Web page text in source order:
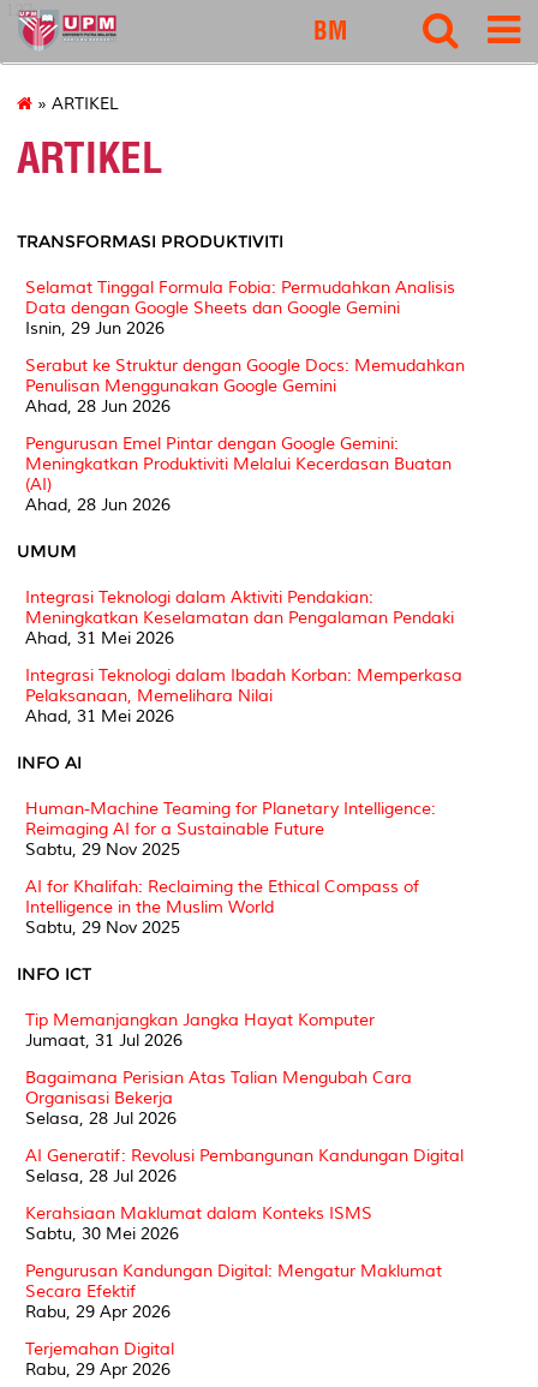
127
BM
» ARTIKEL
ARTIKEL
TRANSFORMASI PRODUKTIVITI
Selamat Tinggal Formula Fobia: Permudahkan Analisis
Data dengan Google Sheets dan Google Gemini
Isnin, 29 Jun 2026
Serabut ke Struktur dengan Google Docs: Memudahkan
Penulisan Menggunakan Google Gemini
Ahad, 28 Jun 2026
Pengurusan Emel Pintar dengan Google Gemini:
Meningkatkan Produktiviti Melalui Kecerdasan Buatan
(AI)
Ahad, 28 Jun 2026
UMUM
Integrasi Teknologi dalam Aktiviti Pendakian:
Meningkatkan Keselamatan dan Pengalaman Pendaki
Ahad, 31 Mei 2026
Integrasi Teknologi dalam Ibadah Korban: Memperkasa
Pelaksanaan, Memelihara Nilai
Ahad, 31 Mei 2026
INFO AI
Human-Machine Teaming for Planetary Intelligence:
Reimaging AI for a Sustainable Future
Sabtu, 29 Nov 2025
AI for Khalifah: Reclaiming the Ethical Compass of
Intelligence in the Muslim World
Sabtu, 29 Nov 2025
INFO ICT
Tip Memanjangkan Jangka Hayat Komputer
Jumaat, 31 Jul 2026
Bagaimana Perisian Atas Talian Mengubah Cara
Organisasi Bekerja
Selasa, 28 Jul 2026
AI Generatif: Revolusi Pembangunan Kandungan Digital
Selasa, 28 Jul 2026
Kerahsiaan Maklumat dalam Konteks ISMS
Sabtu, 30 Mei 2026
Pengurusan Kandungan Digital: Mengatur Maklumat
Secara Efektif
Rabu, 29 Apr 2026
Terjemahan Digital
Rabu, 29 Apr 2026